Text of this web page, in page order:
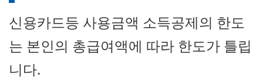
신용카드등 사용금액 소득공제의 한도
는 본인의 총급여액에 따라 한도가 틀립
니다.